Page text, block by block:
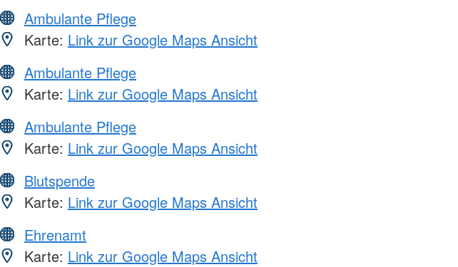
Ambulante Pflege
Karte: Link zur Google Maps Ansicht
Ambulante Pflege
Karte: Link zur Google Maps Ansicht
Ambulante Pflege
Karte: Link zur Google Maps Ansicht
Blutspende
Karte: Link zur Google Maps Ansicht
Ehrenamt
Karte: Link zur Google Maps Ansicht